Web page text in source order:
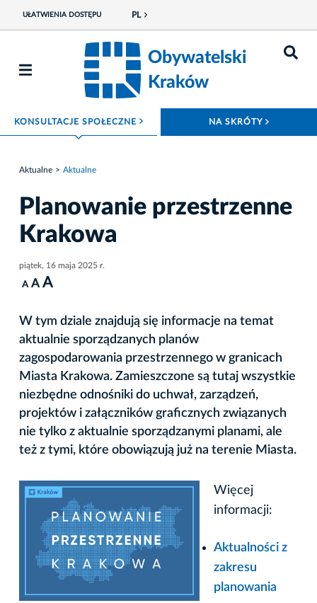
UŁATWIENIA DOSTĘPU PL
Obywatelski
Kraków
KONSULTACJE SPOŁECZNE ROZWIŃ MENU NA SKRÓTY
Aktualne Aktualne
Planowanie przestrzenne
Krakowa
piątek, 16 maja 2025 r.
A A A
W tym dziale znajdują się informacje na temat
aktualnie sporządzanych planów
zagospodarowania przestrzennego w granicach
Miasta Krakowa. Zamieszczone są tutaj wszystkie
niezbędne odnośniki do uchwał, zarządzeń,
projektów i załączników graficznych związanych
nie tylko z aktualnie sporządzanymi planami, ale
też z tymi, które obowiązują już na terenie Miasta.
Więcej
informacji:
Aktualności z
zakresu
planowania